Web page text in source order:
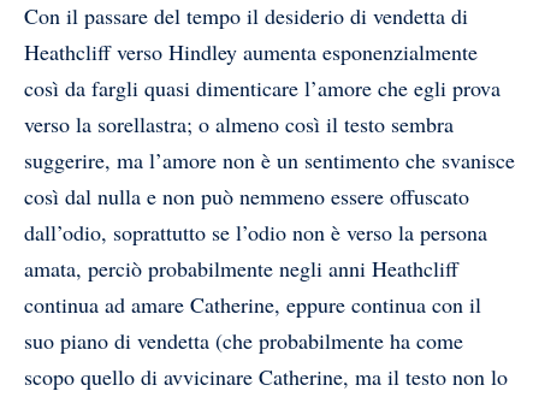
Con il passare del tempo il desiderio di vendetta di
Heathcliff verso Hindley aumenta esponenzialmente
così da fargli quasi dimenticare l’amore che egli prova
verso la sorellastra; o almeno così il testo sembra
suggerire, ma l’amore non è un sentimento che svanisce
così dal nulla e non può nemmeno essere offuscato
dall’odio, soprattutto se l’odio non è verso la persona
amata, perciò probabilmente negli anni Heathcliff
continua ad amare Catherine, eppure continua con il
suo piano di vendetta (che probabilmente ha come
scopo quello di avvicinare Catherine, ma il testo non lo